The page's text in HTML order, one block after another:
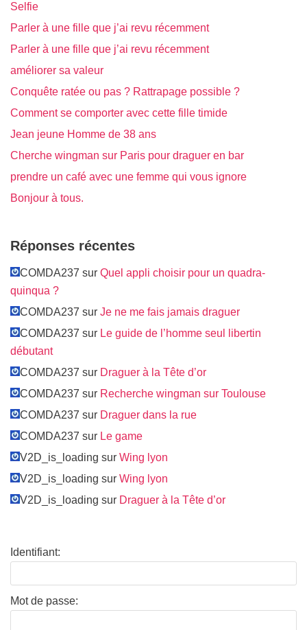
Selfie
Parler à une fille que j’ai revu récemment
Parler à une fille que j’ai revu récemment
améliorer sa valeur
Conquête ratée ou pas ? Rattrapage possible ?
Comment se comporter avec cette fille timide
Jean jeune Homme de 38 ans
Cherche wingman sur Paris pour draguer en bar
prendre un café avec une femme qui vous ignore
Bonjour à tous.
Réponses récentes
COMDA237 sur Quel appli choisir pour un quadra-
quinqua ?
COMDA237 sur Je ne me fais jamais draguer
COMDA237 sur Le guide de l’homme seul libertin
débutant
COMDA237 sur Draguer à la Tête d’or
COMDA237 sur Recherche wingman sur Toulouse
COMDA237 sur Draguer dans la rue
COMDA237 sur Le game
V2D_is_loading sur Wing lyon
V2D_is_loading sur Wing lyon
V2D_is_loading sur Draguer à la Tête d’or
Identifiant:
Mot de passe: